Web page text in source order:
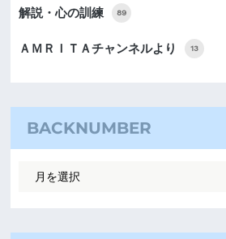
解説・心の訓練 89
ＡＭＲＩＴＡチャンネルより 13
BACKNUMBER